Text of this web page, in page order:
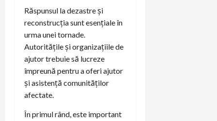
Răspunsul la dezastre și
reconstrucția sunt esențiale în
urma unei tornade.
Autoritățile și organizațiile de
ajutor trebuie să lucreze
împreună pentru a oferi ajutor
și asistență comunităților
afectate.
În primul rând, este important